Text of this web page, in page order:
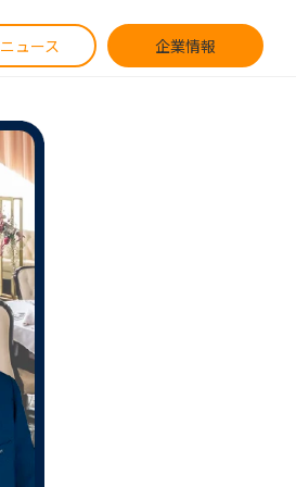
ニュース 企業情報